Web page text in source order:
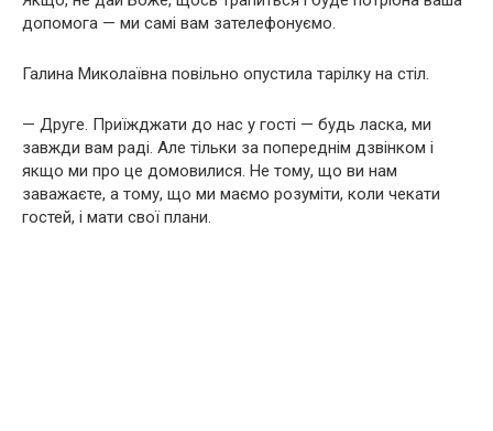
допомога — ми самі вам зателефонуємо.
Галина Миколаївна повільно опустила тарілку на стіл.
— Друге. Приїжджати до нас у гості — будь ласка, ми
завжди вам раді. Але тільки за попереднім дзвінком і
якщо ми про це домовилися. Не тому, що ви нам
заважаєте, а тому, що ми маємо розуміти, коли чекати
гостей, і мати свої плани.